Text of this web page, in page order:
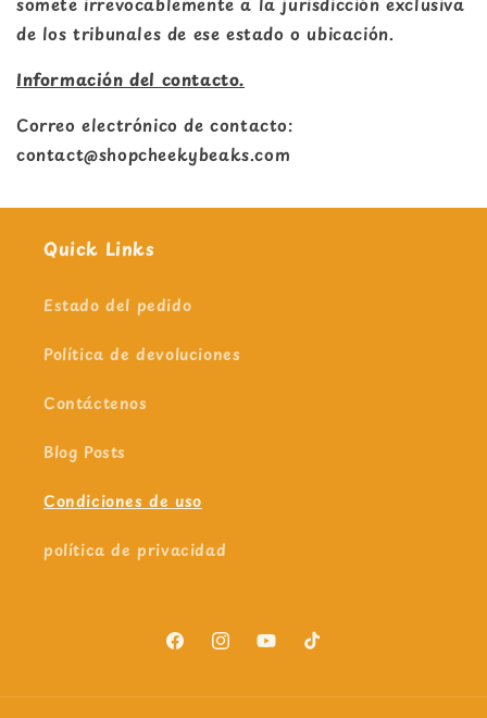
de los tribunales de ese estado o ubicación.
Información del contacto.
Correo electrónico de contacto:
contact@shopcheekybeaks.com
Quick Links
Estado del pedido
Política de devoluciones
Contáctenos
Blog Posts
Condiciones de uso
política de privacidad
FacebookInstagramYouTubeTikTok